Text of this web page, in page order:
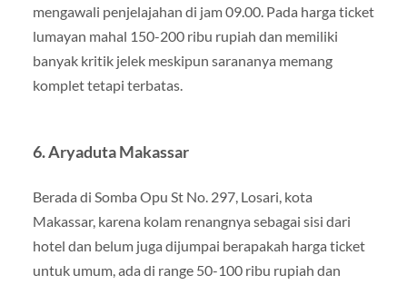
mengawali penjelajahan di jam 09.00. Pada harga ticket
lumayan mahal 150-200 ribu rupiah dan memiliki
banyak kritik jelek meskipun sarananya memang
komplet tetapi terbatas.
6. Aryaduta Makassar
Berada di Somba Opu St No. 297, Losari, kota
Makassar, karena kolam renangnya sebagai sisi dari
hotel dan belum juga dijumpai berapakah harga ticket
untuk umum, ada di range 50-100 ribu rupiah dan